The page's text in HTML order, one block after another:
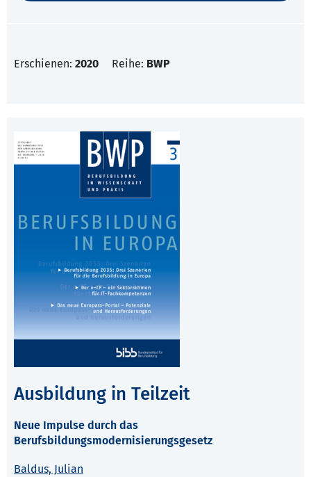
Erschienen: 2020 Reihe: BWP
Ausbildung in Teilzeit
Neue Impulse durch das
Berufsbildungsmodernisierungsgesetz
Baldus, Julian